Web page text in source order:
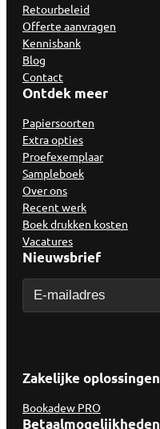
Retourbeleid
Offerte aanvragen
Kennisbank
Blog
Contact
Ontdek meer
Papiersoorten
Extra opties
Proefexemplaar
Sampleboek
Over ons
Recent werk
Boek drukken kosten
Vacatures
Nieuwsbrief
Zakelijke oplossingen
Bookadew PRO
Betaalmogelijkheden